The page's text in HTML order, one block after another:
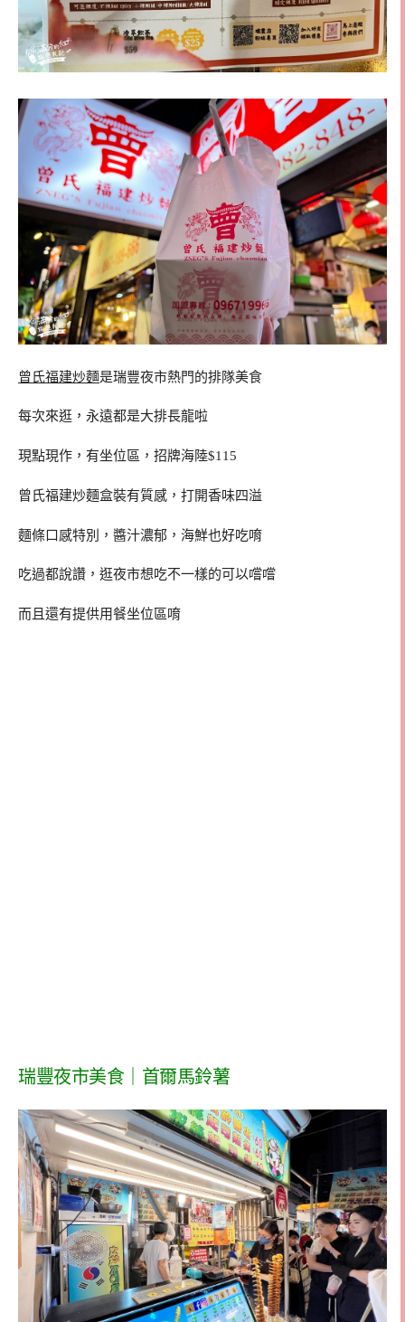
曾氏福建炒麵是瑞豐夜市熱門的排隊美食
每次來逛，永遠都是大排長龍啦
現點現作，有坐位區，招牌海陸$115
曾氏福建炒麵盒裝有質感，打開香味四溢
麵條口感特別，醬汁濃郁，海鮮也好吃唷
吃過都說讚，逛夜市想吃不一樣的可以嚐嚐
而且還有提供用餐坐位區唷
瑞豐夜市美食｜首爾馬鈴薯